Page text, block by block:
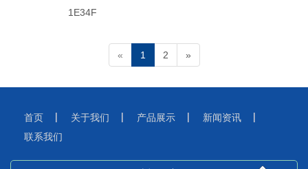
1E34F
« 1 2 »
首页 关于我们 产品展示
新闻资讯
联系我们